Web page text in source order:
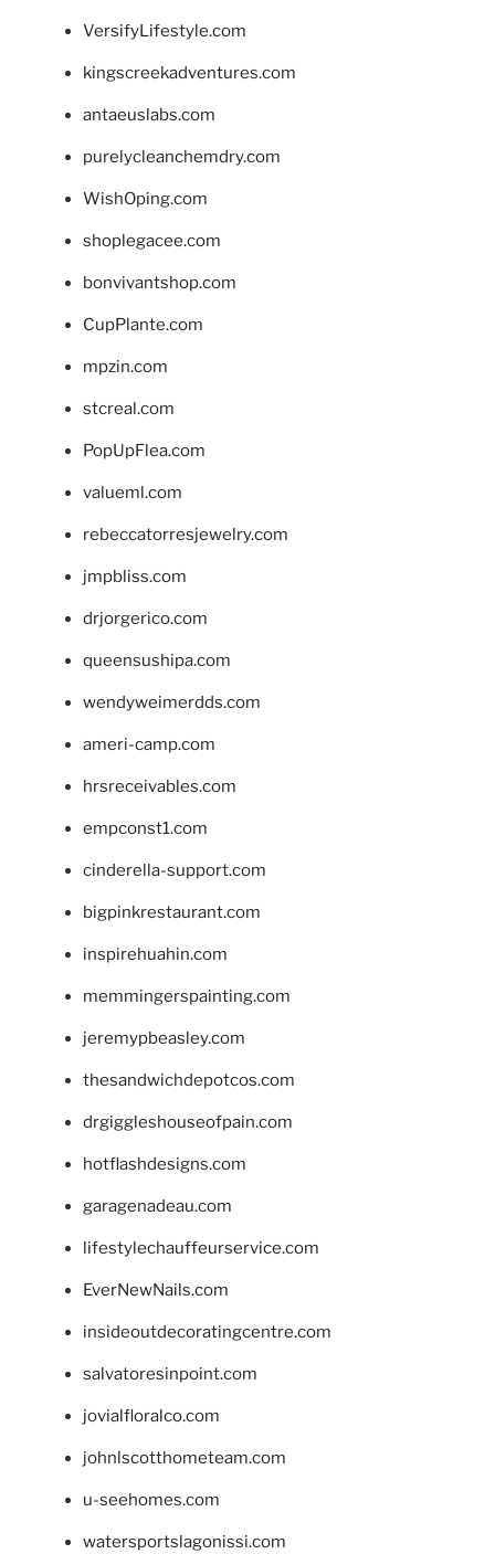
VersifyLifestyle.com
kingscreekadventures.com
antaeuslabs.com
purelycleanchemdry.com
WishOping.com
shoplegacee.com
bonvivantshop.com
CupPlante.com
mpzin.com
stcreal.com
PopUpFlea.com
valueml.com
rebeccatorresjewelry.com
jmpbliss.com
drjorgerico.com
queensushipa.com
wendyweimerdds.com
ameri-camp.com
hrsreceivables.com
empconst1.com
cinderella-support.com
bigpinkrestaurant.com
inspirehuahin.com
memmingerspainting.com
jeremypbeasley.com
thesandwichdepotcos.com
drgiggleshouseofpain.com
hotflashdesigns.com
garagenadeau.com
lifestylechauffeurservice.com
EverNewNails.com
insideoutdecoratingcentre.com
salvatoresinpoint.com
jovialfloralco.com
johnlscotthometeam.com
u-seehomes.com
watersportslagonissi.com